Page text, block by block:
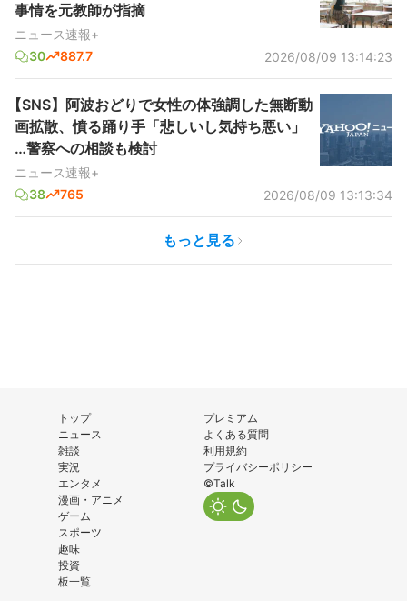
事情を元教師が指摘
ニュース速報+
30
887.7 2026/08/09 13:14:23
【SNS】阿波おどりで女性の体強調した無断動
画拡散、憤る踊り手「悲しいし気持ち悪い」
…警察への相談も検討
ニュース速報+
38
765 2026/08/09 13:13:34
もっと見る
トップ
ニュース
雑談
実況
エンタメ
漫画・アニメ
ゲーム
スポーツ
趣味
投資
板一覧
プレミアム
よくある質問
利用規約
プライバシーポリシー
©Talk